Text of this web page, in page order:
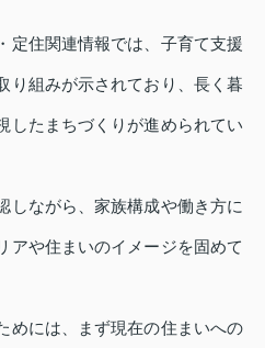
定住関連情報では、子育て支援
り組みが示されており、長く暮
したまちづくりが進められてい
しながら、家族構成や働き方に
アや住まいのイメージを固めて
めには、まず現在の住まいへの